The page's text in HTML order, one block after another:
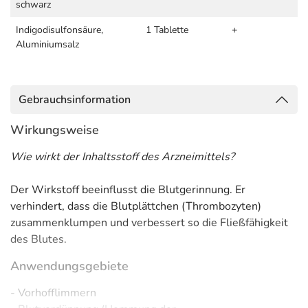
schwarz
Indigodisulfonsäure,
Aluminiumsalz
1 Tablette +
Gebrauchsinformation
Wirkungsweise
Wie wirkt der Inhaltsstoff des Arzneimittels?
Der Wirkstoff beeinflusst die Blutgerinnung. Er
verhindert, dass die Blutplättchen (Thrombozyten)
zusammenklumpen und verbessert so die Fließfähigkeit
des Blutes.
Anwendungsgebiete
- Vorhofflimmern